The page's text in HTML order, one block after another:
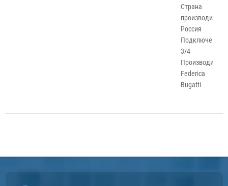
Страна
производитель:
Россия
Подключение:
3/4
Federica
Bugatti